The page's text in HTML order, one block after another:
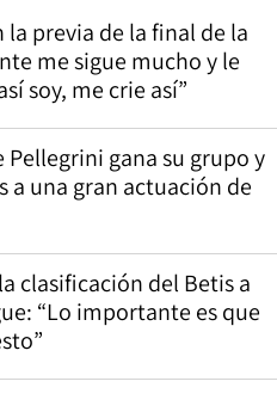
previa de la final de la
me sigue mucho y le
soy, me crie así”
Pellegrini gana su grupo y
a una gran actuación de
clasificación del Betis a
“Lo importante es que